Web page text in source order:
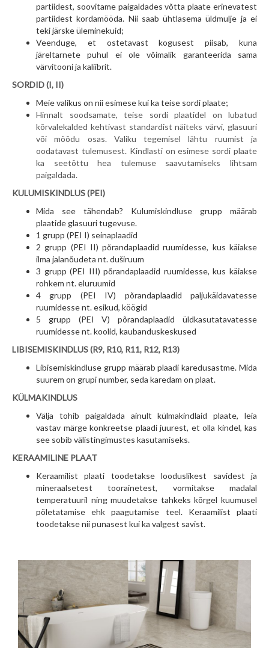
partiidest, soovitame paigaldades võtta plaate erinevatest
partiidest kordamööda. Nii saab ühtlasema üldmulje ja ei
teki järske üleminekuid;
Veenduge, et ostetavast kogusest piisab, kuna
järeltarnete puhul ei ole võimalik garanteerida sama
värvitooni ja kaliibrit.
SORDID (I, II)
Meie valikus on nii esimese kui ka teise sordi plaate;
Hinnalt soodsamate, teise sordi plaatidel on lubatud
kõrvalekalded kehtivast standardist näiteks värvi, glasuuri
või mõõdu osas. Valiku tegemisel lähtu ruumist ja
oodatavast tulemusest. Kindlasti on esimese sordi plaate
ka seetõttu hea tulemuse saavutamiseks lihtsam
paigaldada.
KULUMISKINDLUS (PEI)
Mida see tähendab? Kulumiskindluse grupp määrab
plaatide glasuuri tugevuse.
1 grupp (PEI I) seinaplaadid
2 grupp (PEI II) põrandaplaadid ruumidesse, kus käiakse
ilma jalanõudeta nt. duširuum
3 grupp (PEI III) põrandaplaadid ruumidesse, kus käiakse
rohkem nt. eluruumid
4 grupp (PEI IV) põrandaplaadid paljukäidavatesse
ruumidesse nt. esikud, köögid
5 grupp (PEI V) põrandaplaadid üldkasutatavatesse
ruumidesse nt. koolid, kaubanduskeskused
LIBISEMISKINDLUS (R9, R10, R11, R12, R13)
Libisemiskindluse grupp määrab plaadi karedusastme. Mida
suurem on grupi number, seda karedam on plaat.
KÜLMAKINDLUS
Välja tohib paigaldada ainult külmakindlaid plaate, leia
vastav märge konkreetse plaadi juurest, et olla kindel, kas
see sobib välistingimustes kasutamiseks.
KERAAMILINE PLAAT
Keraamilist plaati toodetakse looduslikest savidest ja
mineraalsetest toorainetest, vormitakse madalal
temperatuuril ning muudetakse tahkeks kõrgel kuumusel
põletatamise ehk paagutamise teel. Keraamilist plaati
toodetakse nii punasest kui ka valgest savist.